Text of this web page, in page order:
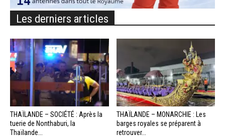
Les derniers articles
THAÏLANDE – SOCIÉTÉ : Après la
tuerie de Nonthaburi, la
Thaïlande...
THAÏLANDE – MONARCHIE : Les
barges royales se préparent à
retrouver...